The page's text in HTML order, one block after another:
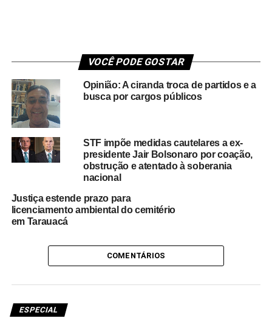
VOCÊ PODE GOSTAR
Opinião: A ciranda troca de partidos e a
busca por cargos públicos
STF impõe medidas cautelares a ex-
presidente Jair Bolsonaro por coação,
obstrução e atentado à soberania
nacional
Justiça estende prazo para
licenciamento ambiental do cemitério
em Tarauacá
COMENTÁRIOS
ESPECIAL